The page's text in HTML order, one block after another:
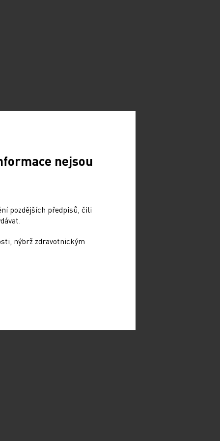
nejsou
pozdějších předpisů, čili
nýbrž zdravotnickým